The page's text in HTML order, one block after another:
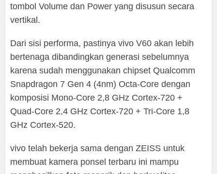
tombol Volume dan Power yang disusun secara
vertikal.
Dari sisi performa, pastinya vivo V60 akan lebih
bertenaga dibandingkan generasi sebelumnya
karena sudah menggunakan chipset Qualcomm
Snapdragon 7 Gen 4 (4nm) Octa-Core dengan
komposisi Mono-Core 2,8 GHz Cortex-720 +
Quad-Core 2,4 GHz Cortex-720 + Tri-Core 1,8
GHz Cortex-520.
vivo telah bekerja sama dengan ZEISS untuk
membuat kamera ponsel terbaru ini mampu